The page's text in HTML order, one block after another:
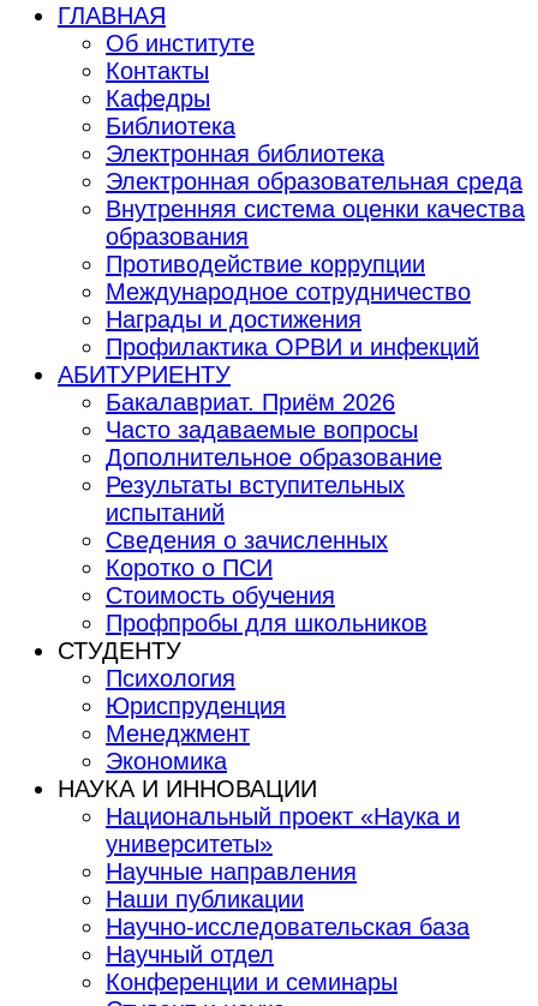
ГЛАВНАЯ
Об институте
Контакты
Кафедры
Библиотека
Электронная библиотека
Электронная образовательная среда
Внутренняя система оценки качества
образования
Противодействие коррупции
Международное сотрудничество
Награды и достижения
Профилактика ОРВИ и инфекций
АБИТУРИЕНТУ
Бакалавриат. Приём 2026
Часто задаваемые вопросы
Дополнительное образование
Результаты вступительных
испытаний
Сведения о зачисленных
Коротко о ПСИ
Стоимость обучения
Профпробы для школьников
СТУДЕНТУ
Психология
Юриспруденция
Менеджмент
Экономика
НАУКА И ИННОВАЦИИ
Национальный проект «Наука и
университеты»
Научные направления
Наши публикации
Научно-исследовательская база
Научный отдел
Конференции и семинары